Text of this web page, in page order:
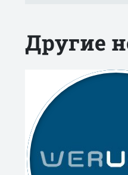
Другие